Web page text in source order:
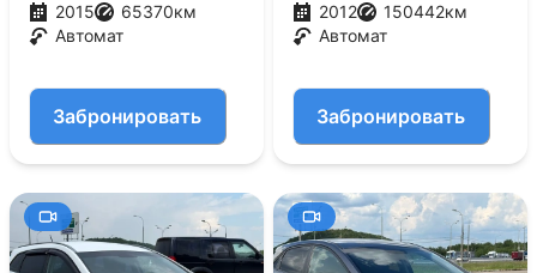
2015 65370км
Автомат
Забронировать
2012 150442км
Автомат
Забронировать